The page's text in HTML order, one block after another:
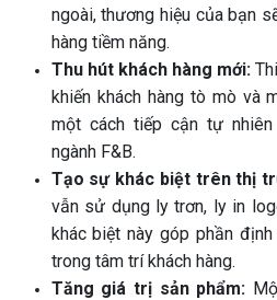
ngoài, thương hiệu của bạn
hàng tiềm năng.
Thu hút khách hàng mới:
khiến khách hàng tò mò và
một cách tiếp cận tự
ngành F&B.
Tạo sự khác biệt trên thị
vẫn sử dụng ly trơn, ly in
khác biệt này góp phần
trong tâm trí khách hàng.
Tăng giá trị sản phẩm: